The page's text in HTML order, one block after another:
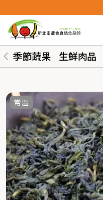
季節蔬果 生鮮肉品
常溫